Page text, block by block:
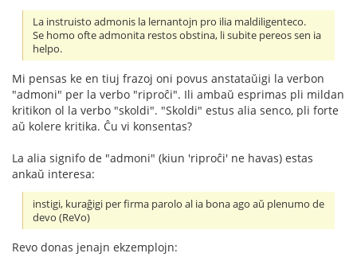
La instruisto admonis la lernantojn pro ilia maldiligenteco.
Se homo ofte admonita restos obstina, li subite pereos sen ia
helpo.
Mi pensas ke en tiuj frazoj oni povus anstataŭigi la verbon
"admoni" per la verbo "riproĉi". Ili ambaŭ esprimas pli mildan
kritikon ol la verbo "skoldi". "Skoldi" estus alia senco, pli forte
aŭ kolere kritika. Ĉu vi konsentas?
La alia signifo de "admoni" (kiun 'riproĉi' ne havas) estas
ankaŭ interesa:
instigi, kuraĝigi per firma parolo al ia bona ago aŭ plenumo de
devo (ReVo)
Revo donas jenajn ekzemplojn: